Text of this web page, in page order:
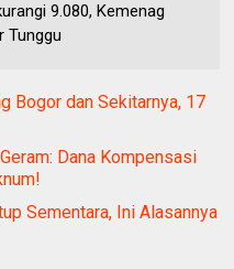
9.080, Kemenag
Tunggu
Bogor dan Sekitarnya, 17
Dana Kompensasi
Sementara, Ini Alasannya